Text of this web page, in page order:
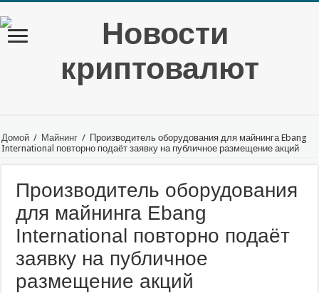
Домой / Майнинг / Производитель оборудования для майнинга Ebang
International повторно подаёт заявку на публичное размещение акций
Производитель оборудования
для майнинга Ebang
International повторно подаёт
заявку на публичное
размещение акций